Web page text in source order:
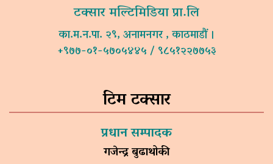
टक्सार मल्टिमिडिया प्रा.लि
का.म.न.पा. २९, अनामनगर , काठमाडौं ।
+९७७-०१-५७०५४४५ / ९८५१२२७७५३
टिम टक्सार
प्रधान सम्पादक
गजेन्द्र बुढाथोकी